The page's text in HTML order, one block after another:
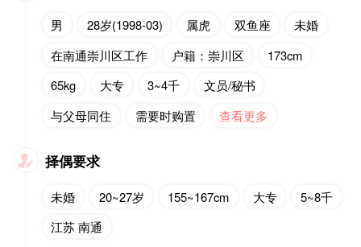
男 28岁(1998-03) 属虎 双鱼座
未婚
在南通崇川区工作
户籍：崇川区
173cm
65kg
大专 3~4千
文员/秘书
与父母同住
需要时购置 查看更多
 择偶要求
未婚 20~27岁 155~167cm 大专
5~8千
江苏 南通